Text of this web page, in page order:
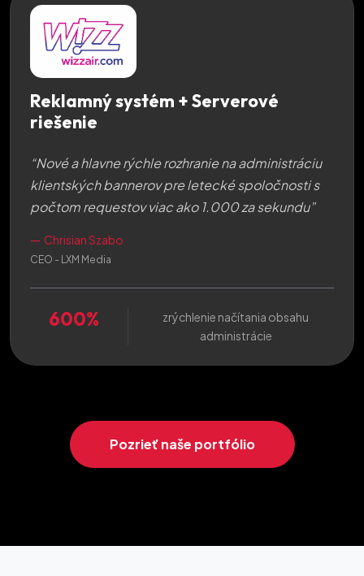
Reklamný systém + Serverové
riešenie
“Nové a hlavne rýchle rozhranie na administráciu
klientských bannerov pre letecké spoločnosti s
počtom requestov viac ako 1.000 za sekundu”
Chrisian Szabo
CEO - LXM Media
600%
zrýchlenie načítania obsahu
administrácie
Pozrieť naše portfólio